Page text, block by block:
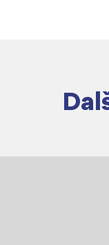
Lidé často